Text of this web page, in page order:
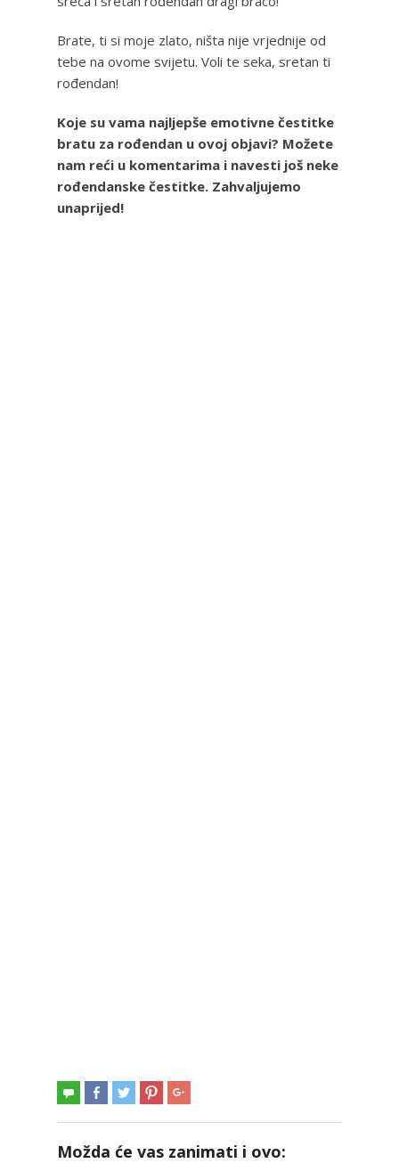
Brate, ti si moje zlato, ništa nije vrjednije od
tebe na ovome svijetu. Voli te seka, sretan ti
rođendan!
Koje su vama najljepše emotivne čestitke
bratu za rođendan u ovoj objavi? Možete
nam reći u komentarima i navesti još neke
rođendanske čestitke. Zahvaljujemo
unaprijed!
Možda će vas zanimati i ovo: